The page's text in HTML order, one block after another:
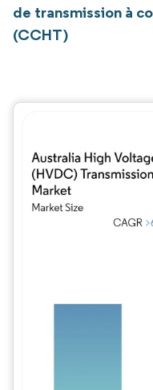
de transmission à
(CCHT)